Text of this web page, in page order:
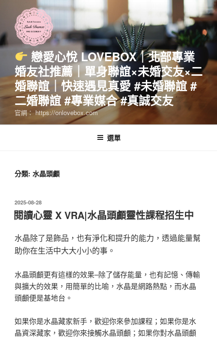
要
戀愛心悅 LOVEBOX｜北部專業
婚友社推薦｜單身聯誼×未婚交友×二
婚聯誼｜快速遇見真愛 #未婚聯誼 #
二婚聯誼 #專業媒合 #真誠交友
官網： https://onlovebox.com
選單
分類: 水晶頭顱
發
佈
於
2025-08-28
閱讀心靈 X VRA|水晶頭顱靈性課程招生中
水晶除了是飾品，也有淨化和提升的能力，透過能量幫
助你在生活中大大小小的事。
水晶頭顱更有這樣的效果–除了儲存能量，也有記憶、傳輸
與擴大的效果，用簡單的比喻，水晶是網路熱點，而水晶
頭顱便是基地台。
如果你是水晶藏家新手，歡迎你來參加課程；如果你是水
晶資深藏家，歡迎你來接觸水晶頭顱；如果你對水晶頭顱